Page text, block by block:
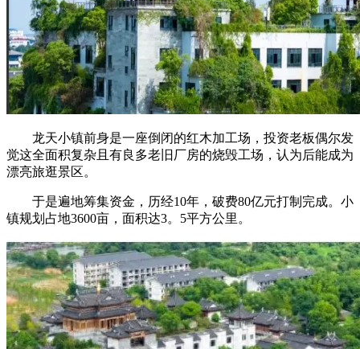
龙天小镇前身是一座倒闭的红木加工场，投资老板偶尔发
觉这全面积复杂且有良多老旧厂房的烧毁工场，认为后能成为
漂亮旅逛景区。
于是遍地筹集资金，历经10年，破费80亿元打制完成。小
镇规划占地3600亩，面积达3。5平方公里。